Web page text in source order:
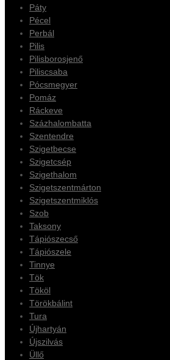
Páty
Pécel
Perbál
Pilis
Pilisborosjenő
Piliscsaba
Pócsmegyer
Pomáz
Ráckeve
Százhalombatta
Szentendre
Szigetbecse
Szigetcsép
Szigethalom
Szigetszentmárton
Szigetszentmiklós
Szob
Taksony
Tápiószecső
Tápiószele
Tinnye
Tök
Tököl
Törökbálint
Tura
Újhartyán
Újszilvás
Üllő